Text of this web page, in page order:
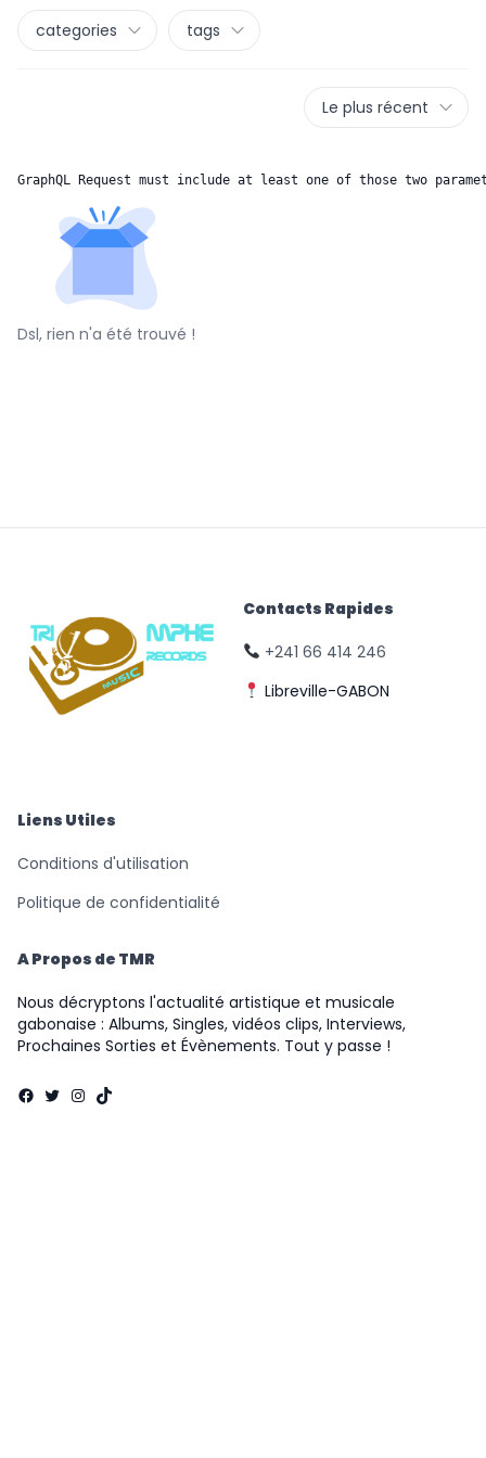
categories tags
Le plus récent
GraphQL Request must include at least one of those two
Dsl, rien n'a été trouvé !
Contacts Rapides
+241 66 414 246
Libreville-GABON
Liens Utiles
Conditions d'utilisation
Politique de confidentialité
A Propos de TMR
Nous décryptons l'actualité artistique et musicale
gabonaise : Albums, Singles, vidéos clips, Interviews,
Prochaines Sorties et Évènements. Tout y passe !
Facebook
Twitter
Instagram
TikTok